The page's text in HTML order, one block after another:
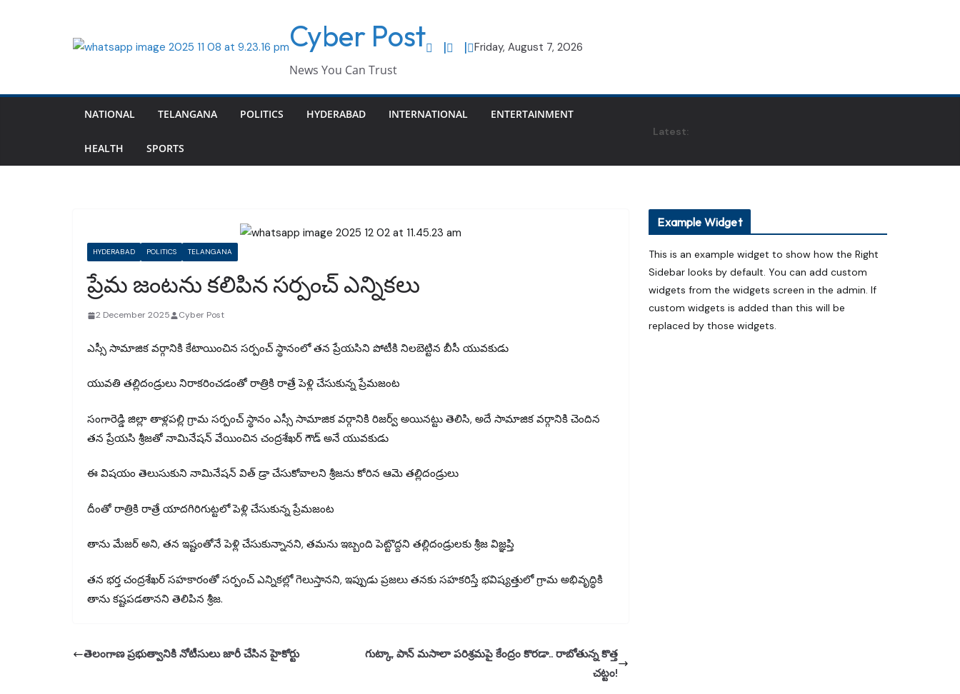
Cyber Post
News You Can Trust
Friday, August 7, 2026
NATIONAL TELANGANA POLITICS HYDERABAD INTERNATIONAL ENTERTAINMENT
HEALTH SPORTS
Latest:
HYDERABAD POLITICS TELANGANA
ప్రేమ జంటను కలిపిన సర్పంచ్ ఎన్నికలు
2 December 2025 Cyber Post
ఎస్సీ సామాజిక వర్గానికి కేటాయించిన సర్పంచ్ స్థానంలో తన ప్రేయసిని పోటీకి నిలబెట్టిన బీసీ యువకుడు
యువతి తల్లిదండ్రులు నిరాకరించడంతో రాత్రికి రాత్రే పెళ్లి చేసుకున్న ప్రేమజంట
సంగారెడ్డి జిల్లా తాళ్లపల్లి గ్రామ సర్పంచ్ స్థానం ఎస్సీ సామాజిక వర్గానికి రిజర్వ్ అయినట్టు తెలిసి, అదే సామాజిక వర్గానికి చెందిన
తన ప్రేయసి శ్రీజతో నామినేషన్ వేయించిన చంద్రశేఖర్ గౌడ్ అనే యువకుడు
ఈ విషయం తెలుసుకుని నామినేషన్ విత్ డ్రా చేసుకోవాలని శ్రీజను కోరిన ఆమె తల్లిదండ్రులు
దీంతో రాత్రికి రాత్రే యాదగిరిగుట్టలో పెళ్లి చేసుకున్న ప్రేమజంట
తాను మేజర్ అని, తన ఇష్టంతోనే పెళ్లి చేసుకున్నానని, తమను ఇబ్బంది పెట్టొద్దని తల్లిదండ్రులకు శ్రీజ విజ్ఞప్తి
తన భర్త చంద్రశేఖర్ సహకారంతో సర్పంచ్ ఎన్నికల్లో గెలుస్తానని, ఇప్పుడు ప్రజలు తనకు సహకరిస్తే భవిష్యత్తులో గ్రామ అభివృద్ధికి
తాను కష్టపడతానని తెలిపిన శ్రీజ.
తెలంగాణ ప్రభుత్వానికి నోటీసులు జారీ చేసిన హైకోర్టు
గుట్కా, పాన్ మసాలా పరిశ్రమపై కేంద్రం కొరడా.. రాబోతున్న కొత్త
చట్టం!
Example Widget
This is an example widget to show how the Right
Sidebar looks by default. You can add custom
widgets from the widgets screen in the admin. If
custom widgets is added than this will be
replaced by those widgets.